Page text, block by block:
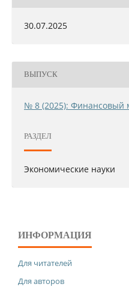
30.07.2025
ВЫПУСК
№ 8 (2025): Финансовый
РАЗДЕЛ
Экономические науки
ИНФОРМАЦИЯ
Для читателей
Для авторов